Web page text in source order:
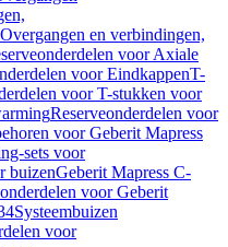
en verbindingen,
voor Axiale
voor EindkappenT-
voor T-stukken voor
Reserveonderdelen voor
voor Geberit Mapress
sets voor
buizenGeberit Mapress C-
voor Geberit
Systeembuizen
voor